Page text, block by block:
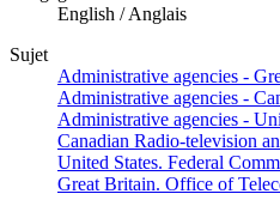
English / Anglais
Sujet
Administrative agencies -
Administrative agencies -
Administrative agencies -
Canadian Radio-television
United States. Federal
Great Britain. Office of